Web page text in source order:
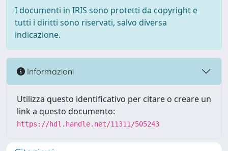
I documenti in IRIS sono protetti da copyright e
tutti i diritti sono riservati, salvo diversa
indicazione.
Informazioni
Utilizza questo identificativo per citare o creare un
link a questo documento:
https://hdl.handle.net/11311/505243